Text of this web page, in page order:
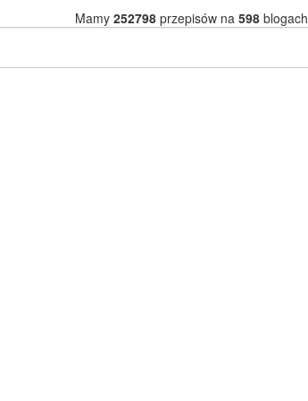
Mamy 252798przepisów na 598